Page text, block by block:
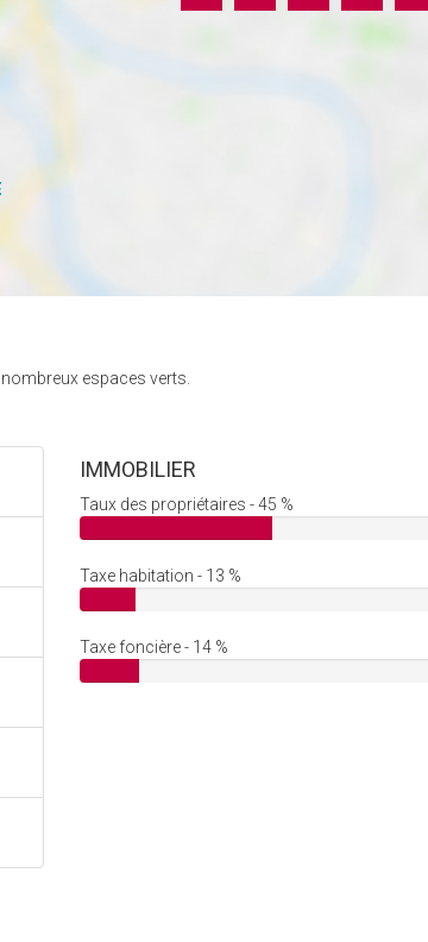
espaces verts.
IMMOBILIER
Taux des propriétaires - 45 %
Taxe habitation - 13 %
Taxe foncière - 14 %